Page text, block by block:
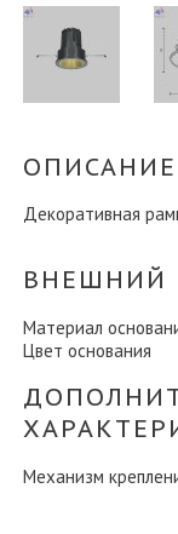
Декоративная
ВНЕШНИЙ
Материал
Цвет основания
Механизм